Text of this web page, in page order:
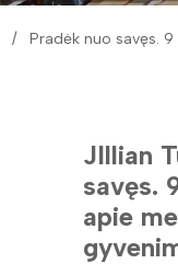
Pradėk nuo savęs.
JIllian
savęs.
apie